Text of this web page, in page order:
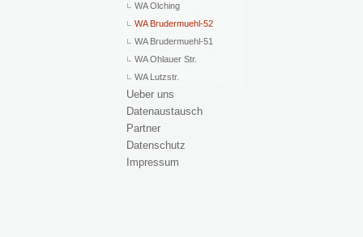
WA Olching
WA Brudermuehl-52
WA Brudermuehl-51
WA Ohlauer Str.
WA Lutzstr.
Ueber uns
Datenaustausch
Partner
Datenschutz
Impressum